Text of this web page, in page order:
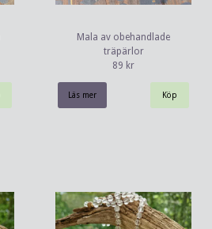
Mala av obehandlade
träpärlor
89 kr
Läs mer